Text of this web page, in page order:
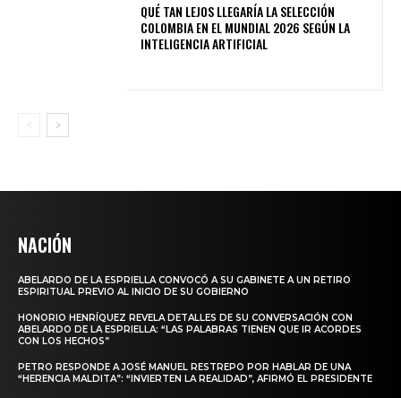
QUÉ TAN LEJOS LLEGARÍA LA SELECCIÓN
COLOMBIA EN EL MUNDIAL 2026 SEGÚN LA
INTELIGENCIA ARTIFICIAL
NACIÓN
ABELARDO DE LA ESPRIELLA CONVOCÓ A SU GABINETE A UN RETIRO
ESPIRITUAL PREVIO AL INICIO DE SU GOBIERNO
HONORIO HENRÍQUEZ REVELA DETALLES DE SU CONVERSACIÓN CON
ABELARDO DE LA ESPRIELLA: “LAS PALABRAS TIENEN QUE IR ACORDES
CON LOS HECHOS”
PETRO RESPONDE A JOSÉ MANUEL RESTREPO POR HABLAR DE UNA
“HERENCIA MALDITA”: “INVIERTEN LA REALIDAD”, AFIRMÓ EL PRESIDENTE